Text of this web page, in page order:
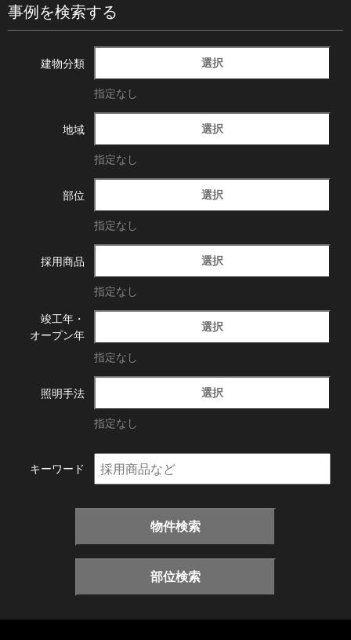
事例を検索する
建物分類 選択
指定なし
地域 選択
指定なし
部位 選択
指定なし
採用商品 選択
指定なし
竣工年・
オープン年
選択
指定なし
照明手法 選択
指定なし
キーワード
物件検索
部位検索